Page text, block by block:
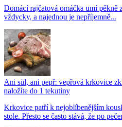
Domácí rajčatová omáčka umí pěkně
vždycky, a najednou je nepříjemně...
Ani sůl, ani pepř: vepřová krkovice
naložíte do 1 tekutiny
Krkovice patří k nejoblíbenějším
stole. Přesto se často stává, že po